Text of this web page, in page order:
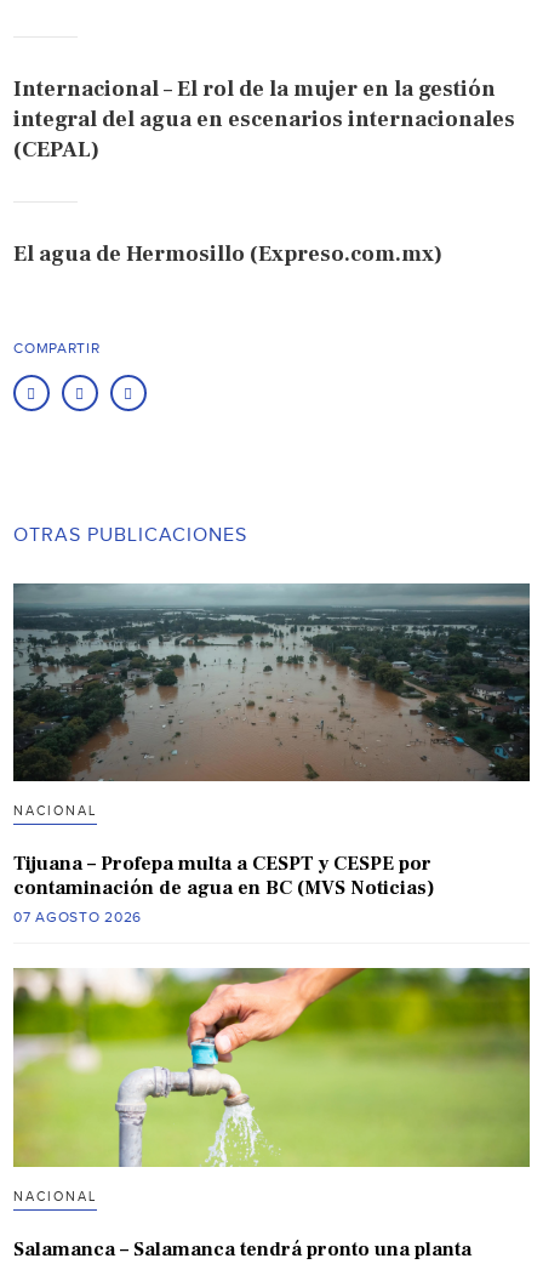
Internacional – El rol de la mujer en la gestión
integral del agua en escenarios internacionales
(CEPAL)
El agua de Hermosillo (Expreso.com.mx)
COMPARTIR
OTRAS PUBLICACIONES
NACIONAL
Tijuana – Profepa multa a CESPT y CESPE por
contaminación de agua en BC (MVS Noticias)
07 AGOSTO 2026
NACIONAL
Salamanca – Salamanca tendrá pronto una planta